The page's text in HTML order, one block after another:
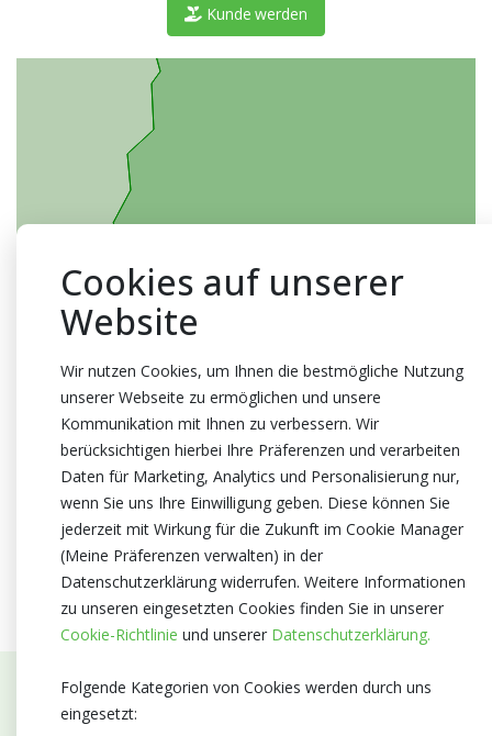
Kunde werden
Abonnieren Sie unseren Newsletter
Cookies auf unserer
Website
Wir nutzen Cookies, um Ihnen die bestmögliche Nutzung
unserer Webseite zu ermöglichen und unsere
Kommunikation mit Ihnen zu verbessern. Wir
berücksichtigen hierbei Ihre Präferenzen und verarbeiten
Daten für Marketing, Analytics und Personalisierung nur,
wenn Sie uns Ihre Einwilligung geben. Diese können Sie
jederzeit mit Wirkung für die Zukunft im Cookie Manager
(Meine Präferenzen verwalten) in der
Datenschutzerklärung widerrufen. Weitere Informationen
zu unseren eingesetzten Cookies finden Sie in unserer
Cookie-Richtlinie und unserer Datenschutzerklärung.
Folgende Kategorien von Cookies werden durch uns
eingesetzt: